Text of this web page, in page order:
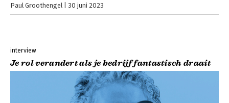
Paul Groothengel 30 juni 2023
interview
Je rol verandert als je bedrijf fantastisch draait